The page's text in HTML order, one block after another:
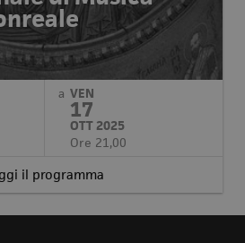
a VEN
17
OTT 2025
Ore 21,00
il programma